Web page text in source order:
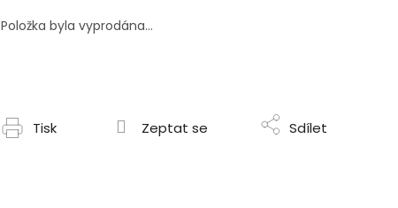
cena:
Položka byla vyprodána…
Tisk Zeptat se Sdílet